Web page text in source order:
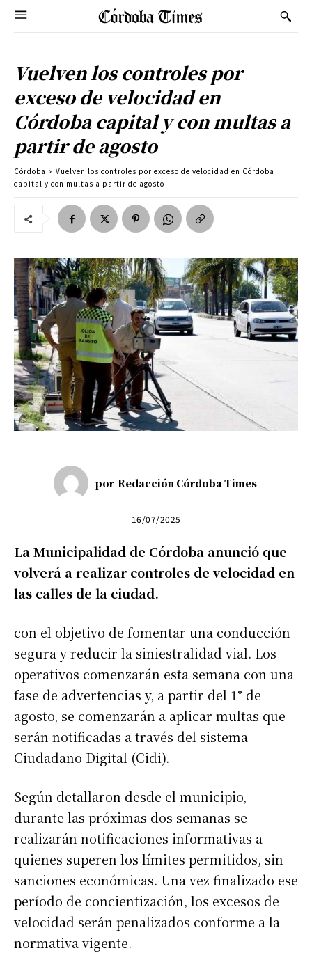
Vuelven los controles por
exceso de velocidad en
Córdoba capital y con multas a
partir de agosto
Córdoba
Vuelven los controles por exceso de velocidad en Córdoba
capital y con multas a partir de agosto
por Redacción Córdoba Times
16/07/2025
La Municipalidad de Córdoba anunció que
volverá a realizar controles de velocidad en
las calles de la ciudad.
con el objetivo de fomentar una conducción
segura y reducir la siniestralidad vial. Los
operativos comenzarán esta semana con una
fase de advertencias y, a partir del 1° de
agosto, se comenzarán a aplicar multas que
serán notificadas a través del sistema
Ciudadano Digital (Cidi).
Según detallaron desde el municipio,
durante las próximas dos semanas se
realizarán notificaciones informativas a
quienes superen los límites permitidos, sin
sanciones económicas. Una vez finalizado ese
período de concientización, los excesos de
velocidad serán penalizados conforme a la
normativa vigente.